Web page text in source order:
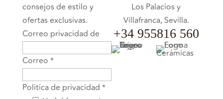
consejos de estilo y
ofertas exclusivas.
Correo privacidad de
Correo *
Politica de privacidad *
Los Palacios y
Villafranca, Sevilla.
+34 955816 560